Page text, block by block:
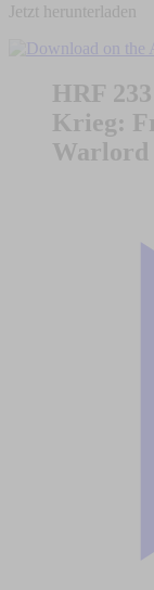
Jetzt herunterladen
HRF
Krieg:
Warlord